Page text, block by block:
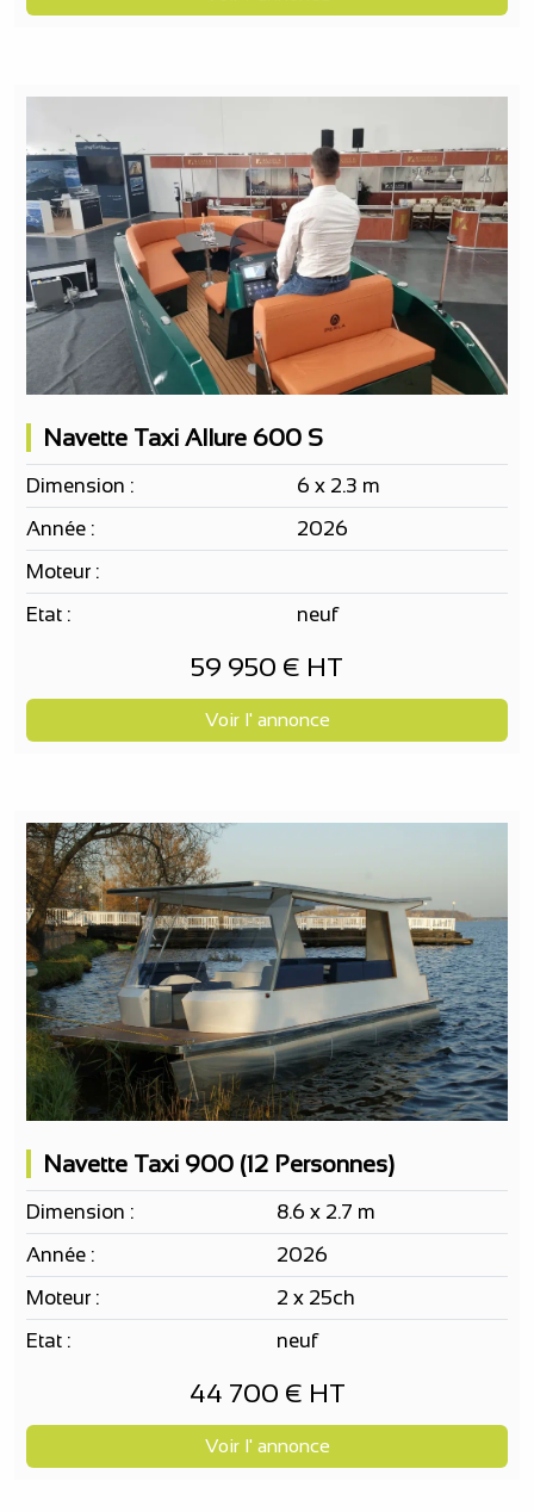
Navette Taxi Allure 600 S
Dimension :
6 x 2.3 m
Année :
2026
Moteur :
Etat :
neuf
59 950 € HT
Voir l' annonce
Navette Taxi 900 (12 Personnes)
Dimension :
8.6 x 2.7 m
Année :
2026
Moteur :
2 x 25ch
Etat :
neuf
44 700 € HT
Voir l' annonce